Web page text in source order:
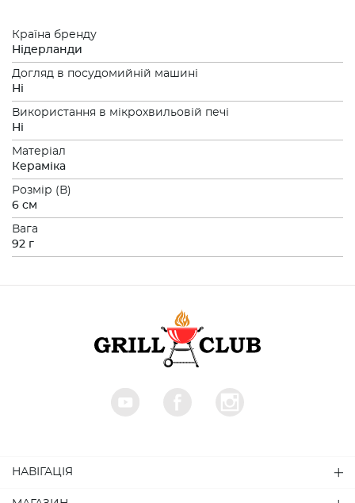
Країна бренду
Нідерланди
Догляд в посудомийній машині
Нi
Використання в мікрохвильовій печі
Нi
Матеріал
Кераміка
Розмiр (В)
6 см
Вага
92 г
НАВІГАЦІЯ